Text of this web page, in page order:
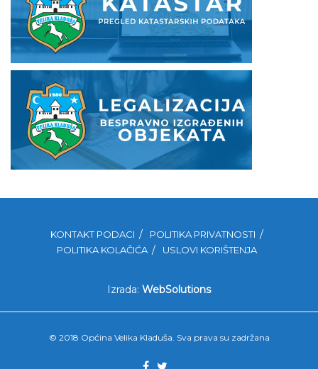
KONTAKT PODACI
POLITIKA PRIVATNOSTI
POLITIKA KOLAČIĆA
USLOVI KORIŠTENJA
Izrada: WebSolutions
© 2018 Općina Velika Kladuša. Sva prava su zadržana